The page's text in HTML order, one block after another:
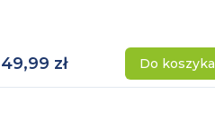
49,99 zł Do koszyka